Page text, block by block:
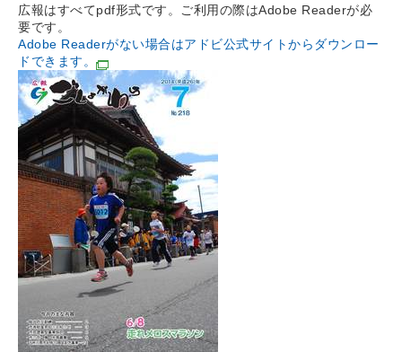
広報はすべてpdf形式です。ご利用の際はAdobe Readerが必
要です。
Adobe Readerがない場合はアドビ公式サイトからダウンロー
ドできます。